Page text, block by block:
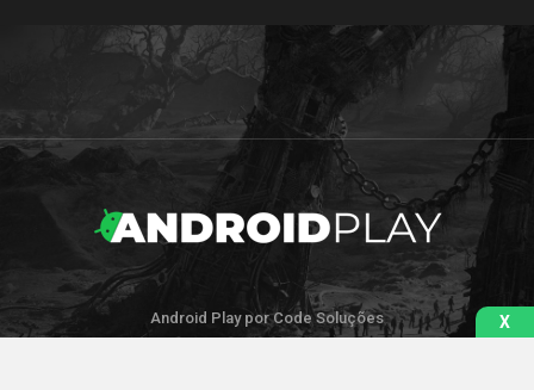
Android Play por Code Soluções X